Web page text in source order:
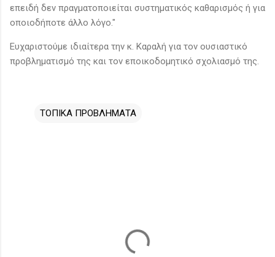
επειδή δεν πραγματοποιείται συστηματικός καθαρισμός ή για
οποιοδήποτε άλλο λόγο."
Ευχαριστούμε ιδιαίτερα την κ. Καραλή για τον ουσιαστικό
προβληματισμό της και τον εποικοδομητικό σχολιασμό της.
ΤΟΠΙΚΑ ΠΡΟΒΛΗΜΑΤΑ